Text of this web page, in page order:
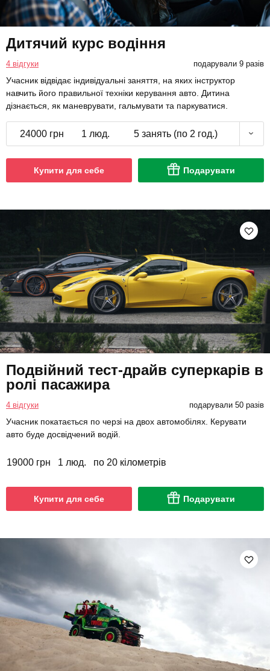
Дитячий курс водіння
4 відгуки подарували 9 разів
Учасник відвідає індивідуальні заняття, на яких інструктор
навчить його правильної техніки керування авто. Дитина
дізнається, як маневрувати, гальмувати та паркуватися.
24000 грн 1 люд. 5 занять (по 2 год.)
Купити для себе Подарувати
Подвійний тест-драйв суперкарів в
ролі пасажира
4 відгуки подарували 50 разів
Учасник покатається по черзі на двох автомобілях. Керувати
авто буде досвідчений водій.
19000 грн 1 люд. по 20 кілометрів
Купити для себе Подарувати